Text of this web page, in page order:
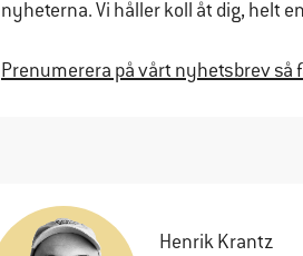
nyheterna. Vi håller koll åt dig, helt
Prenumerera på vårt nyhetsbrev så
Henrik Krantz